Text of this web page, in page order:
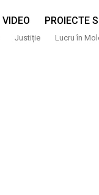
VIDEO PROIECTE
Justiție Lucru în